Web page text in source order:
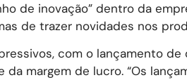
de inovação” dentro da
de trazer novidades nos
com o lançamento
margem de lucro. “Os